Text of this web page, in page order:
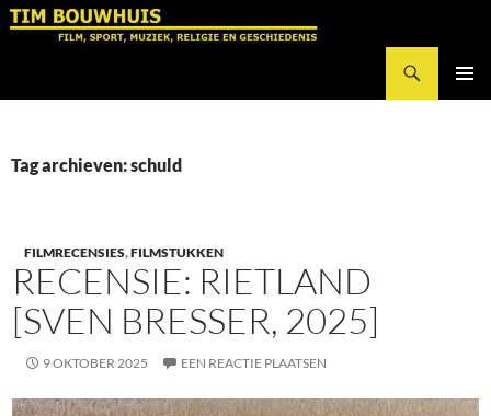
Ga
Tag archieven: schuld
FILMRECENSIES,FILMSTUKKEN
RECENSIE: RIETLAND
[SVEN BRESSER, 2025]
9 OKTOBER 2025 EEN REACTIE PLAATSEN